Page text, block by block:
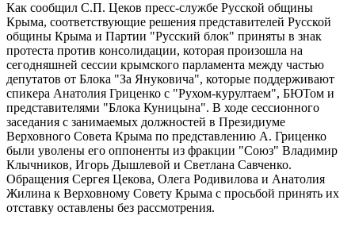
Как сообщил С.П. Цеков пресс-службе Русской общины
Крыма, соответствующие решения представителей Русской
общины Крыма и Партии "Русский блок" приняты в знак
протеста против консолидации, которая произошла на
сегодняшней сессии крымского парламента между частью
депутатов от Блока "За Януковича", которые поддерживают
спикера Анатолия Гриценко с "Рухом-курултаем", БЮТом и
представителями "Блока Куницына". В ходе сессионного
заседания с занимаемых должностей в Президиуме
Верховного Совета Крыма по представлению А. Гриценко
были уволены его оппоненты из фракции "Союз" Владимир
Клычников, Игорь Дышлевой и Светлана Савченко.
Обращения Сергея Цекова, Олега Родивилова и Анатолия
Жилина к Верховному Совету Крыма с просьбой принять их
отставку оставлены без рассмотрения.